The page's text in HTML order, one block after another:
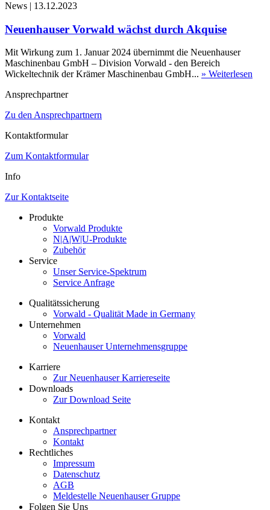
News | 13.12.2023
Neuenhauser Vorwald wächst durch Akquise
Mit Wirkung zum 1. Januar 2024 übernimmt die Neuenhauser
Maschinenbau GmbH – Division Vorwald - den Bereich
Wickeltechnik der Krämer Maschinenbau GmbH... » Weiterlesen
Ansprechpartner
Zu den Ansprechpartnern
Kontaktformular
Zum Kontaktformular
Info
Zur Kontaktseite
Produkte
Vorwald Produkte
N|A|W|U-Produkte
Zubehör
Service
Unser Service-Spektrum
Service Anfrage
Qualitätssicherung
Vorwald - Qualität Made in Germany
Unternehmen
Vorwald
Neuenhauser Unternehmensgruppe
Karriere
Zur Neuenhauser Karriereseite
Downloads
Zur Download Seite
Kontakt
Ansprechpartner
Kontakt
Rechtliches
Impressum
Datenschutz
AGB
Meldestelle Neuenhauser Gruppe
Folgen Sie Uns